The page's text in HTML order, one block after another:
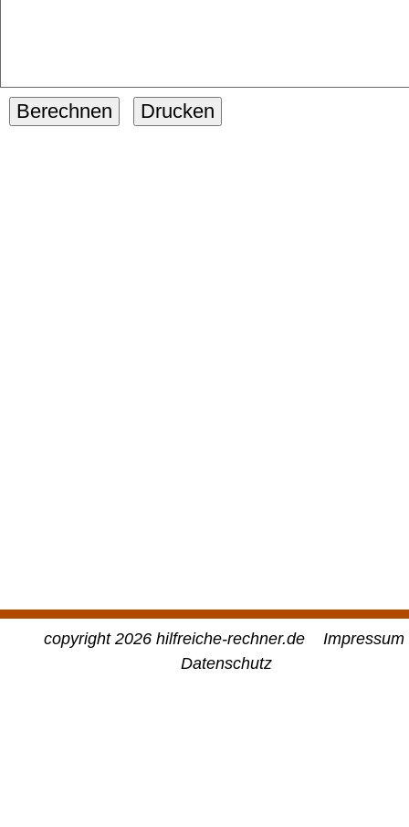
copyright 2026 hilfreiche-rechner.de
Impressum
Datenschutz